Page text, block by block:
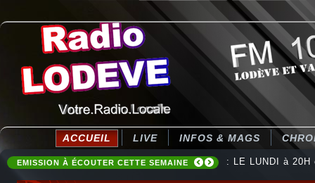
ACCUEIL LIVE INFOS & MAGS
EMISSION À ÉCOUTER CETTE SEMAINE : LE LUNDI à